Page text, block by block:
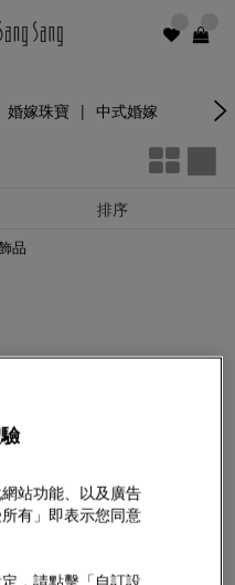
婚嫁珠寶 | 中式婚嫁
排序
品
站功能、以及廣告
有」即表示您同意
，請點擊「自訂設